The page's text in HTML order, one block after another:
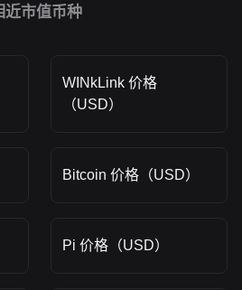
近市值币种
WINkLink 价格
（USD）
Bitcoin 价格（USD）
Pi 价格（USD）